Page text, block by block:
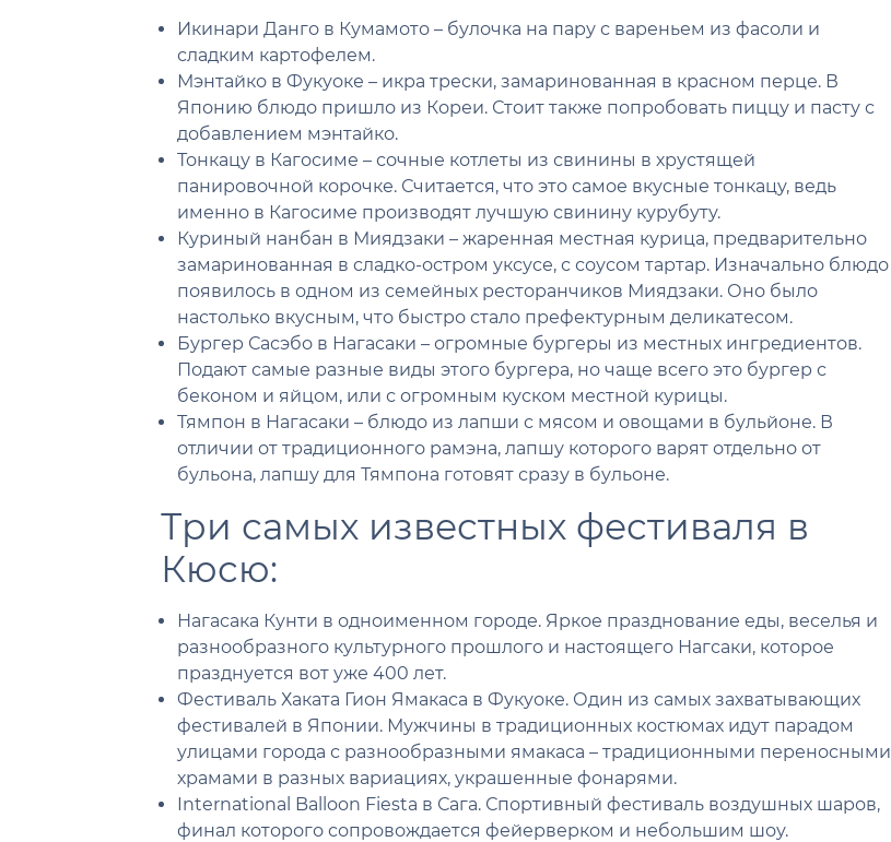
Икинари Данго в Кумамото – булочка на пару с вареньем из фасоли и
сладким картофелем.
Мэнтайко в Фукуоке – икра трески, замаринованная в красном перце. В
Японию блюдо пришло из Кореи. Стоит также попробовать пиццу и пасту с
добавлением мэнтайко.
Тонкацу в Кагосиме – сочные котлеты из свинины в хрустящей
панировочной корочке. Считается, что это самое вкусные тонкацу, ведь
именно в Кагосиме производят лучшую свинину курубуту.
Куриный нанбан в Миядзаки – жаренная местная курица, предварительно
замаринованная в сладко-остром уксусе, с соусом тартар. Изначально блюдо
появилось в одном из семейных ресторанчиков Миядзаки. Оно было
настолько вкусным, что быстро стало префектурным деликатесом.
Бургер Сасэбо в Нагасаки – огромные бургеры из местных ингредиентов.
Подают самые разные виды этого бургера, но чаще всего это бургер с
беконом и яйцом, или с огромным куском местной курицы.
Тямпон в Нагасаки – блюдо из лапши с мясом и овощами в бульйоне. В
отличии от традиционного рамэна, лапшу которого варят отдельно от
бульона, лапшу для Тямпона готовят сразу в бульоне.
Три самых известных фестиваля в
Кюсю:
Нагасака Кунти в одноименном городе. Яркое празднование еды, веселья и
разнообразного культурного прошлого и настоящего Нагсаки, которое
празднуется вот уже 400 лет.
Фестиваль Хаката Гион Ямакаса в Фукуоке. Один из самых захватывающих
фестивалей в Японии. Мужчины в традиционных костюмах идут парадом
улицами города с разнообразными ямакаса – традиционными переносными
храмами в разных вариациях, украшенные фонарями.
International Balloon Fiesta в Сага. Спортивный фестиваль воздушных шаров,
финал которого сопровождается фейерверком и небольшим шоу.